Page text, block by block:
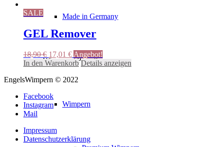
Made in Germany
Wimpern / Pinzetten
Wimpern
14,50 €
13,05 €.
SALE
GEL Remover
18,90€ Ursprünglicher
Preis
18,90 €
17,01 €Aktueller
Preis
17,01 €.
Angebot!
In den Warenkorb Details anzeigen
EngelsWimpern © 2022
Facebook
Instagram
Mail
Impressum
Datenschutzerklärung